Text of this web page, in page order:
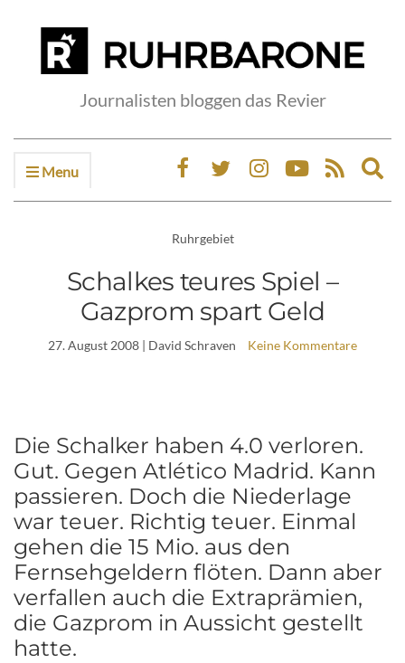
Journalisten bloggen das Revier
Menu
Ruhrgebiet
Schalkes teures Spiel –
Gazprom spart Geld
27. August 2008 | David Schraven Keine Kommentare
Die Schalker haben 4.0 verloren.
Gut. Gegen Atlético Madrid. Kann
passieren. Doch die Niederlage
war teuer. Richtig teuer. Einmal
gehen die 15 Mio. aus den
Fernsehgeldern flöten. Dann aber
verfallen auch die Extraprämien,
die Gazprom in Aussicht gestellt
hatte.